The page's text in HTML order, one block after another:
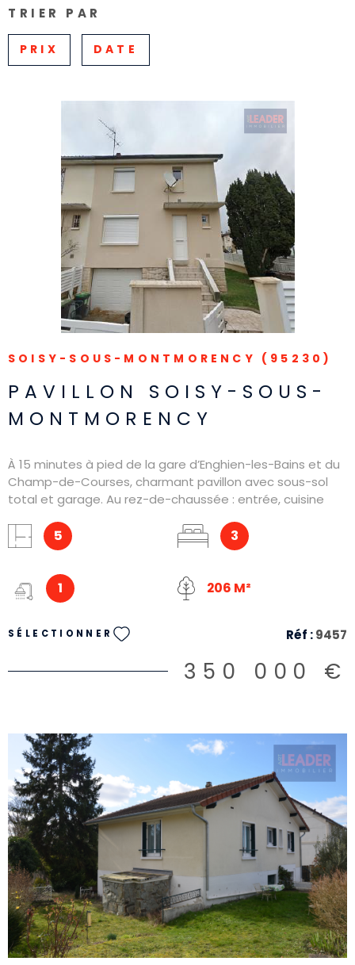
TRIER PAR
PRIX DATE
SOISY-SOUS-MONTMORENCY (95230)
PAVILLON SOISY-SOUS-
MONTMORENCY
À 15 minutes à pied de la gare d’Enghien-les-Bains et du
Champ-de-Courses, charmant pavillon avec sous-sol
total et garage. Au rez-de-chaussée : entrée, cuisine
l’étage : 3 chambres et une salle de bains aucun travaux
à prévoir
5 3
1 206 M²
SÉLECTIONNER Réf :9457
350 000 €
VOIR LE BIEN
VOIR LE BIEN
CRITÈRES SUPPLÉMENTAIRES
Terrasse